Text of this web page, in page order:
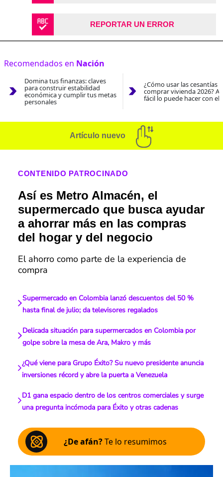
REPORTAR UN ERROR
Recomendados en Nación
Domina tus finanzas: claves
para construir estabilidad
económica y cumplir tus metas
personales
¿Cómo usar las cesantías
comprar vivienda 2026?
fácil lo puede hacer con el
Artículo nuevo
CONTENIDO PATROCINADO
Así es Metro Almacén, el
supermercado que busca ayudar
a ahorrar más en las compras
del hogar y del negocio
El ahorro como parte de la experiencia de
compra
Supermercado en Colombia lanzó descuentos del 50 %
hasta final de julio; da televisores regalados
Delicada situación para supermercados en Colombia por
golpe sobre la mesa de Ara, Makro y más
¿Qué viene para Grupo Éxito? Su nuevo presidente anuncia
inversiones récord y abre la puerta a Venezuela
D1 gana espacio dentro de los centros comerciales y surge
una pregunta incómoda para Éxito y otras cadenas
¿De afán?Te lo resumimos